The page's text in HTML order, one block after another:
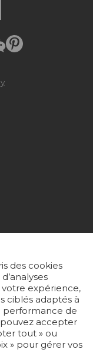
des cookies
votre expérience,
ciblés adaptés à
performance de
accepter
tout » ou
» pour gérer vos